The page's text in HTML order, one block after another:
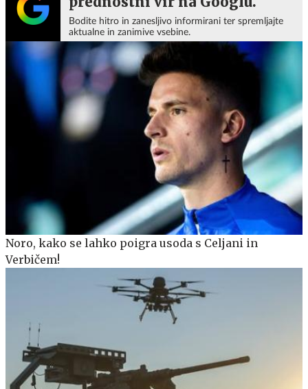
Bodite hitro in zanesljivo informirani ter spremljajte
aktualne in zanimive vsebine.
Noro, kako se lahko poigra usoda s Celjani in
Verbičem!